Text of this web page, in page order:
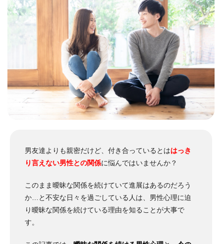
男友達よりも親密だけど、付き合っているとははっき
り言えない男性との関係に悩んではいませんか？
このまま曖昧な関係を続けていて進展はあるのだろう
か…と不安な日々を過ごしている人は、男性心理に迫
り曖昧な関係を続けている理由を知ることが大事で
す。